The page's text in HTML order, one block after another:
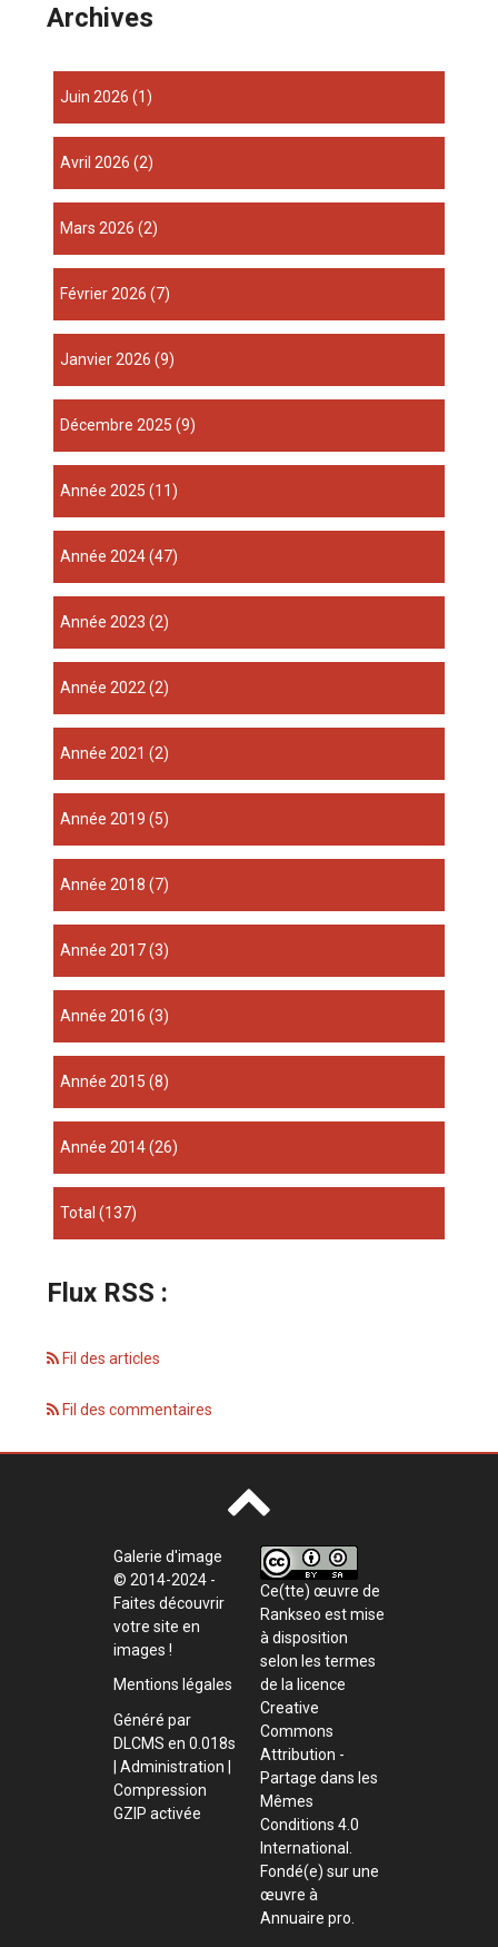
Archives
juin 2026 (1)
avril 2026 (2)
mars 2026 (2)
février 2026 (7)
janvier 2026 (9)
décembre 2025 (9)
année 2025 (11)
année 2024(47)
année 2023 (2)
année 2022(2)
année 2021 (2)
année 2019 (5)
année 2018 (7)
année 2017(3)
année 2016 (3)
année 2015 (8)
année 2014(26)
total(137)
Flux RSS :
Fil des articles
Fil des commentaires
Galerie d'image
© 2014-2024 -
Faites découvrir
votre site en
images !
Mentions légales
Généré par
DLCMS en 0.018s
Administration
Compression
GZIP activée
Ce(tte) œuvre de
Rankseo est mise
à disposition
selon les termes
de la licence
Creative
Commons
Attribution -
Partage dans les
Mêmes
Conditions 4.0
International
Fondé(e) sur une
œuvre à
Annuaire pro